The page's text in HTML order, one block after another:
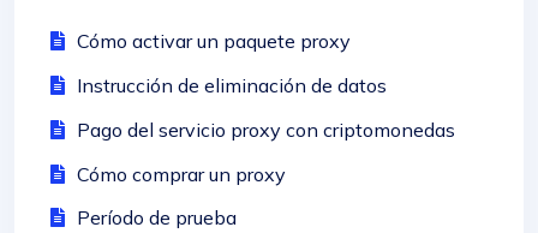
Cómo activar un paquete proxy
Instrucción de eliminación de datos
Pago del servicio proxy con criptomonedas
Cómo comprar un proxy
Período de prueba